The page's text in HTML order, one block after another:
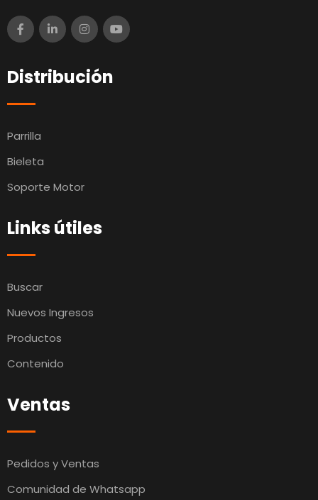
Distribución
Parrilla
Bieleta
Soporte Motor
Links útiles
Buscar
Nuevos Ingresos
Productos
Contenido
Ventas
Pedidos y Ventas
Comunidad de Whatsapp